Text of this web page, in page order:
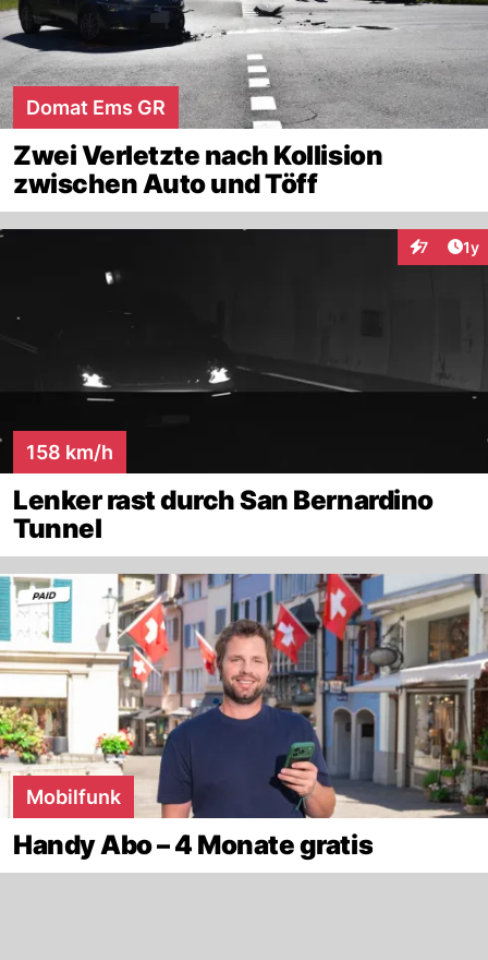
Domat Ems GR
Zwei Verletzte nach Kollision
zwischen Auto und Töff
7 1y
158 km/h
Lenker rast durch San Bernardino
Tunnel
Mobilfunk
Handy Abo – 4 Monate gratis